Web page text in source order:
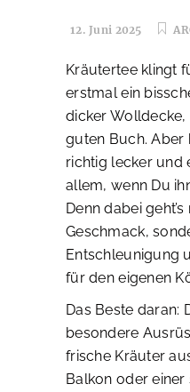
12. Juni 2025
Kräutertee klingt
erstmal ein
dicker
guten Buch. Aber
richtig lecker und
allem, wenn Du
Denn dabei
Geschmack,
Entschleunigung
für den eigenen
Das Beste daran:
besondere
frische Kräuter
Balkon oder